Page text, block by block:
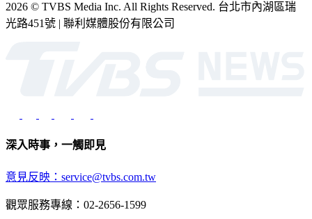
2026 © TVBS Media Inc. All Rights Reserved. 台北市內湖區瑞
光路451號 | 聯利媒體股份有限公司
深入時事，一觸即見
意見反映：service@tvbs.com.tw
觀眾服務專線：02-2656-1599